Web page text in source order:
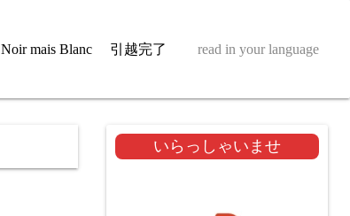
Noir mais Blanc 引越完了 read in your language
いらっしゃいませ